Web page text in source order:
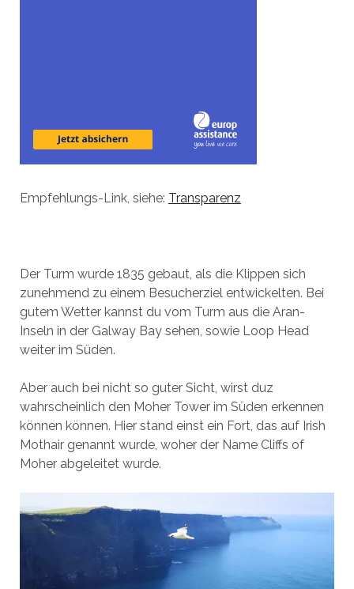
Empfehlungs-Link, siehe: Transparenz
Der Turm wurde 1835 gebaut, als die Klippen sich
zunehmend zu einem Besucherziel entwickelten. Bei
gutem Wetter kannst du vom Turm aus die Aran-
Inseln in der Galway Bay sehen, sowie Loop Head
weiter im Süden.
Aber auch bei nicht so guter Sicht, wirst duz
wahrscheinlich den Moher Tower im Süden erkennen
können können. Hier stand einst ein Fort, das auf Irish
Mothair genannt wurde, woher der Name Cliffs of
Moher abgeleitet wurde.